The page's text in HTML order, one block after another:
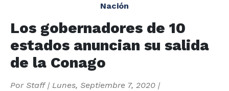
Nación
Los gobernadores de 10
estados anuncian su salida
de la Conago
Por Staff| Lunes, Septiembre 7, 2020 |